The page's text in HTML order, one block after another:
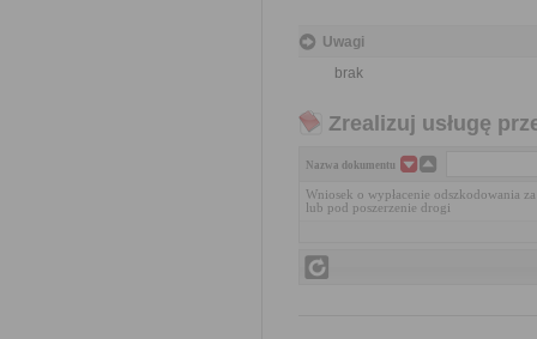
Uwagi
brak
Zrealizuj usługę
Nazwa dokumentu
Wniosek o wypłacenie odszkodowania
lub pod poszerzenie drogi